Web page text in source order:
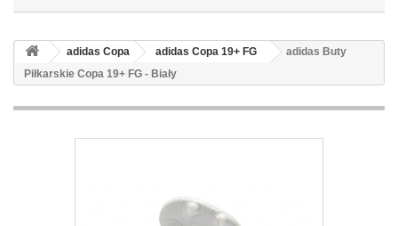
adidas Copa adidas Copa 19+ FG
adidas Buty
Piłkarskie Copa 19+ FG - Biały